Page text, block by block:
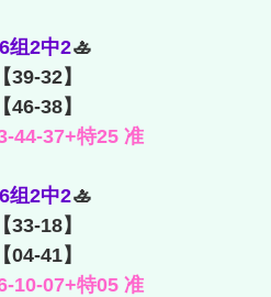
6组2中2🚣
39-32】
46-38】
44-37+特25 准
6组2中2🚣
33-18】
04-41】
10-07+特05 准